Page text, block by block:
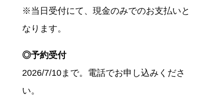
※当日受付にて、現金のみでのお支払いと
なります。
◎予約受付
2026/7/10まで。電話でお申し込みくださ
い。